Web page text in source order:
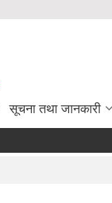
सूचना तथा जानकारी